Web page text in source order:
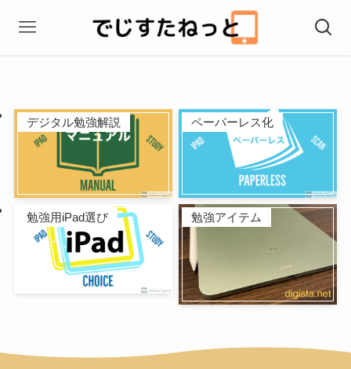
デジタル勉強解説 ペーパーレス化
勉強用iPad選び 勉強アイテム